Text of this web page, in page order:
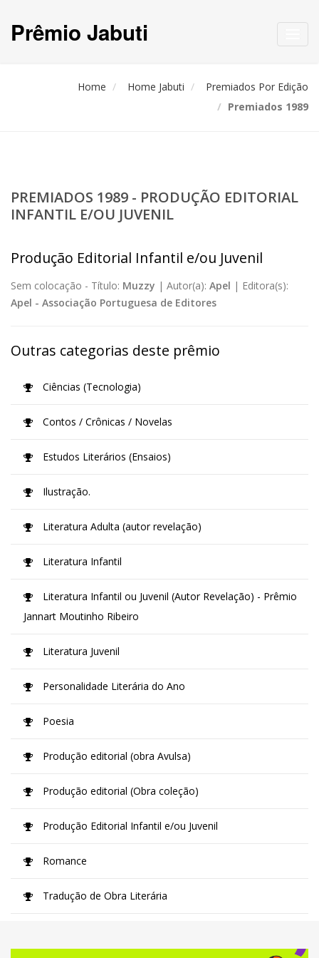
Prêmio Jabuti
Home Home Jabuti
Premiados Por Edição
Premiados 1989
PREMIADOS 1989 - PRODUÇÃO EDITORIAL
INFANTIL E/OU JUVENIL
Produção Editorial Infantil e/ou Juvenil
Sem colocação - Título: Muzzy | Autor(a): Apel | Editora(s):
Apel - Associação Portuguesa de Editores
Outras categorias deste prêmio
Ciências (Tecnologia)
Contos / Crônicas / Novelas
Estudos Literários (Ensaios)
Ilustração.
Literatura Adulta (autor revelação)
Literatura Infantil
Literatura Infantil ou Juvenil (Autor Revelação) - Prêmio
Jannart Moutinho Ribeiro
Literatura Juvenil
Personalidade Literária do Ano
Poesia
Produção editorial (obra Avulsa)
Produção editorial (Obra coleção)
Produção Editorial Infantil e/ou Juvenil
Romance
Tradução de Obra Literária